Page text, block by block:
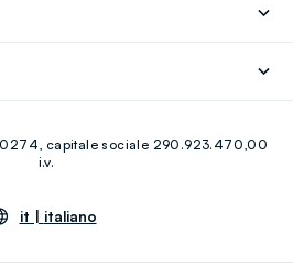
Linkedin
capitale sociale 290.923.470,00
i.v.
it | italiano